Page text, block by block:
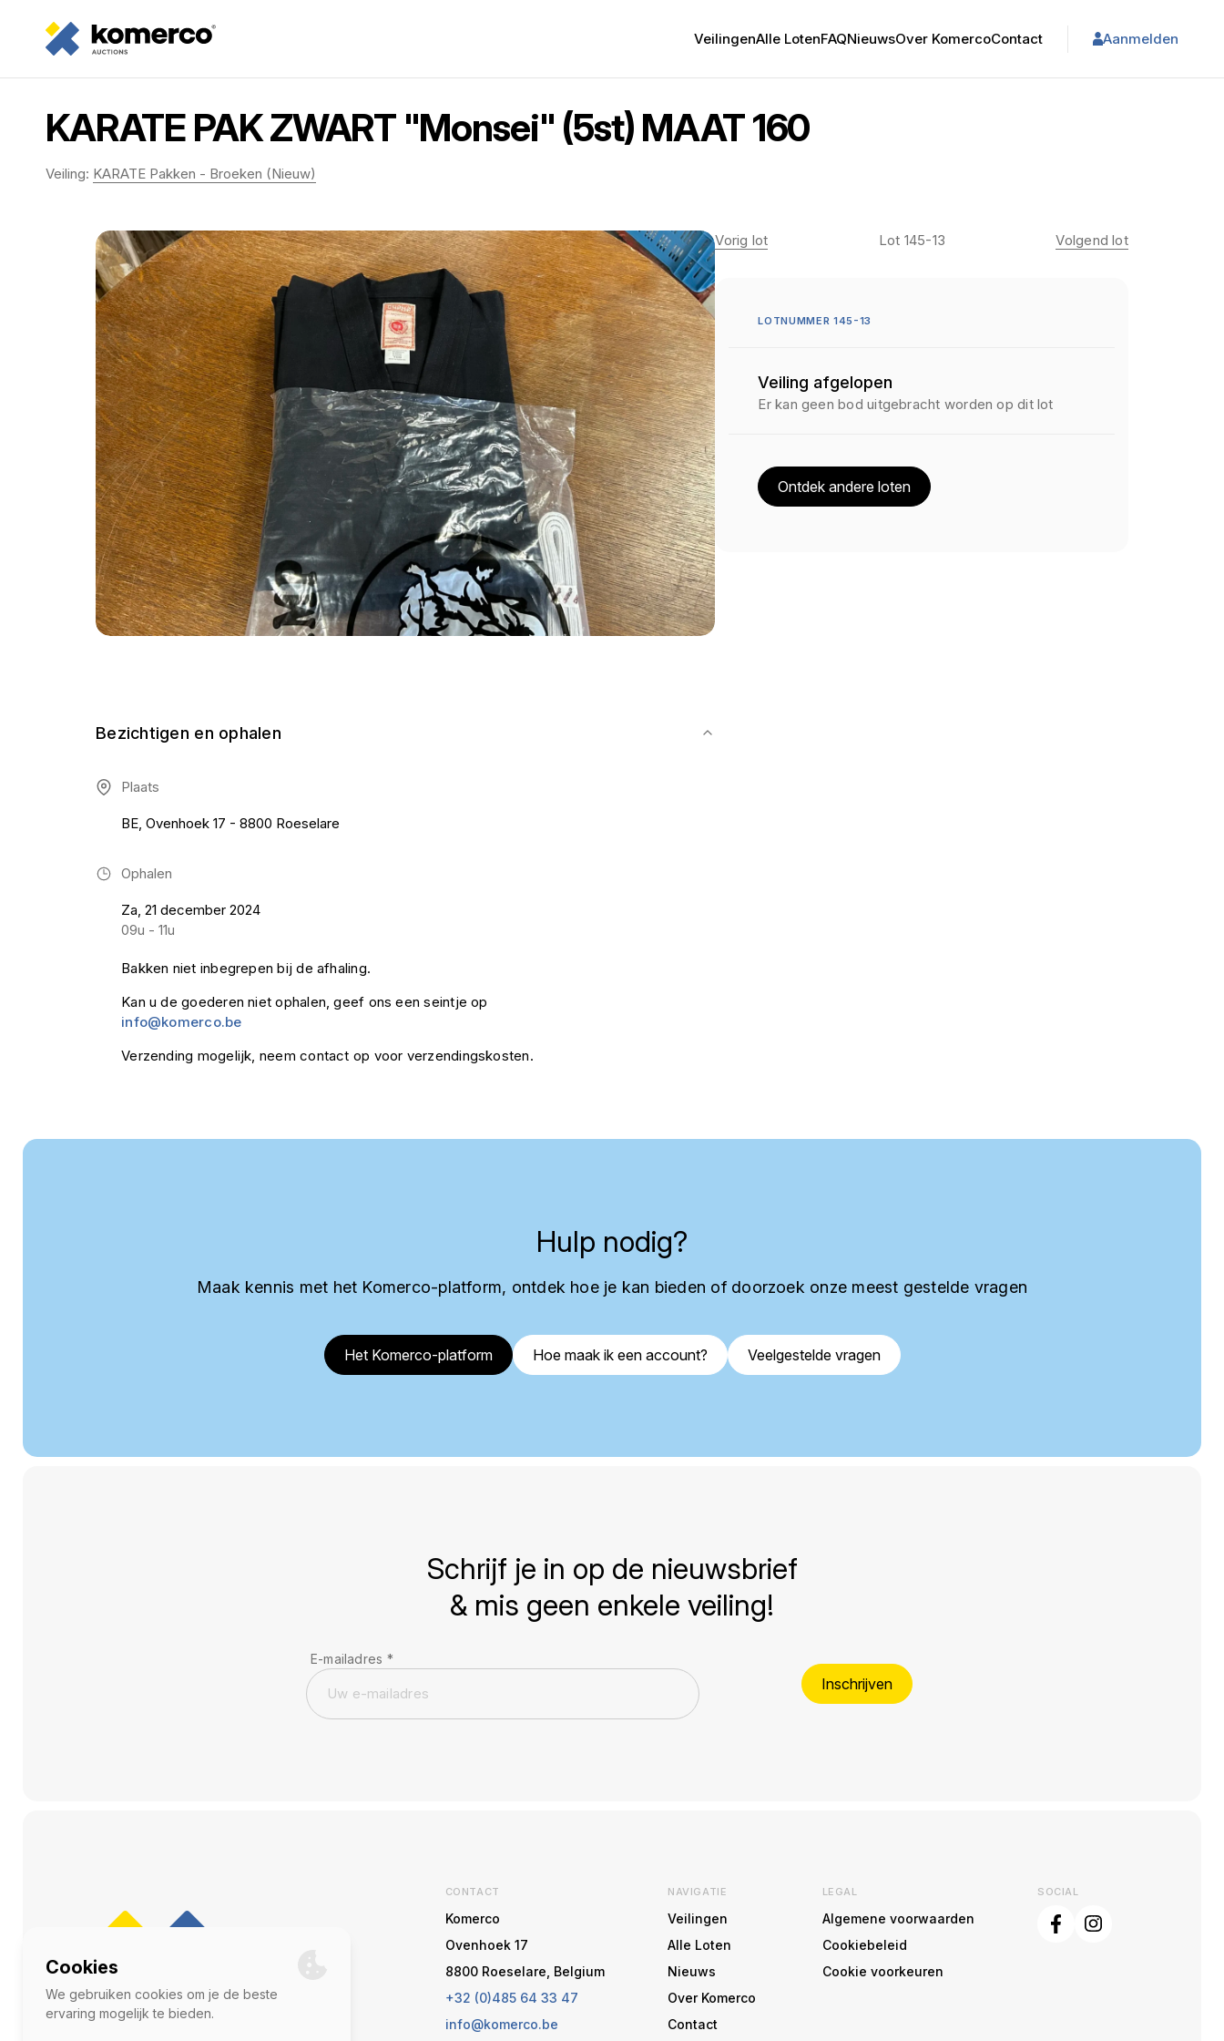
VeilingenAlle LotenFAQNieuwsOver KomercoContact Aanmelden
KARATE PAK ZWART "Monsei" (5st) MAAT 160
Veiling: KARATE Pakken - Broeken (Nieuw)
Bezichtigen en ophalen
Plaats
BE, Ovenhoek 17 - 8800 Roeselare
Ophalen
Za, 21 december 2024
09u - 11u
Bakken niet inbegrepen bij de afhaling.
Kan u de goederen niet ophalen, geef ons een seintje op
info@komerco.be
Verzending mogelijk, neem contact op voor verzendingskosten.
Vorig lot Lot 145-13 Volgend lot
LOTNUMMER 145-13
Veiling afgelopen
Er kan geen bod uitgebracht worden op dit lot
Ontdek andere loten
Hulp nodig?
Maak kennis met het Komerco-platform, ontdek hoe je kan bieden of doorzoek onze meest gestelde vragen
Het Komerco-platform Hoe maak ik een account? Veelgestelde vragen
Schrijf je in op de nieuwsbrief
& mis geen enkele veiling!
E-mailadres *
Inschrijven
CONTACT
Komerco
Ovenhoek 17
8800 Roeselare, Belgium
+32 (0)485 64 33 47
info@komerco.be
NAVIGATIE
Veilingen
Alle Loten
Nieuws
Over Komerco
Contact
LEGAL
Algemene voorwaarden
Cookiebeleid
Cookie voorkeuren
SOCIAL